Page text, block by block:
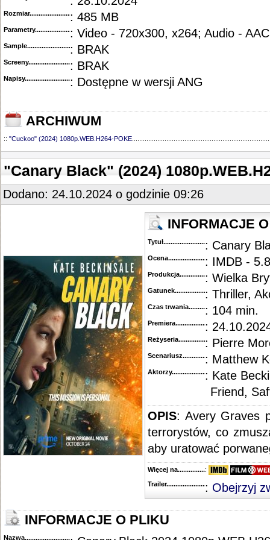
Rozmiar...........................................
: 485 MB
Parametry.........................................: Video - 720x300, x264; Audio - AAC
Sample............................................
: BRAK
Screeny...........................................
: BRAK
Napisy............................................: Dostępne w wersji ANG
ARCHIWUM
:: "Cuckoo" (2024) 1080p.WEB.H264-POKE
"Canary Black" (2024)
Dodano: 24.10.2024 o godzinie 09:26
INFORMACJE
Tytuł............................................
: Canary
Ocena.............................................
: IMDB -
Produkcja.........................................
: Wielka
Gatunek...........................................
: Thriller,
Czas trwania......................................
: 104 min.
Premiera..........................................
:
Reżyseria........................................
: Pierre
Scenariusz........................................
: Matthew
Aktorzy...........................................
: Kate
Friend,
OPIS: Avery Graves
terrorystów, co
aby uratować
Więcej na........................................
:
Trailer...........................................
: Obejrzyj
INFORMACJE O PLIKU
Nazwa.............................................